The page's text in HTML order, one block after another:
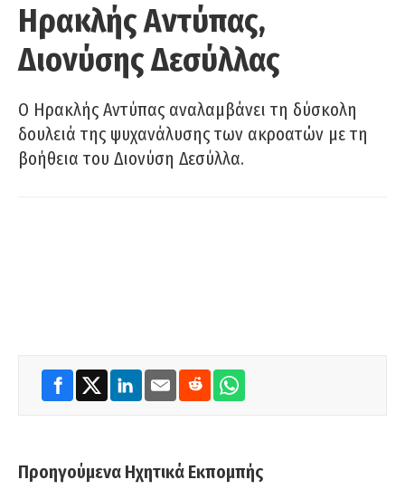
Ηρακλής Αντύπας,
Διονύσης Δεσύλλας
Ο Ηρακλής Αντύπας αναλαμβάνει τη δύσκολη
δουλειά της ψυχανάλυσης των ακροατών με τη
βοήθεια του Διονύση Δεσύλλα.
Προηγούμενα Ηχητικά Εκπομπής